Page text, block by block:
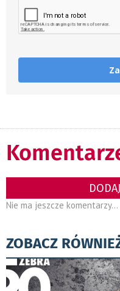
Nie ma jeszcze komentarzy...
ZOBACZ